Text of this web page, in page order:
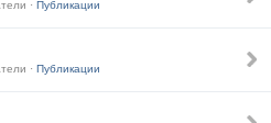
· Публикации
· Публикации